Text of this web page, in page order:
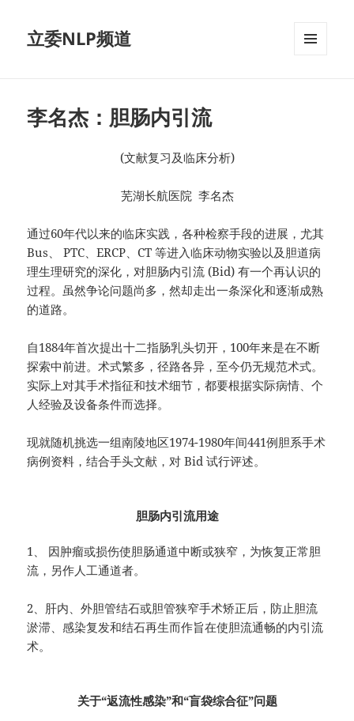
立委NLP频道
李名杰：胆肠内引流
(文献复习及临床分析)
芜湖长航医院 李名杰
通过60年代以来的临床实践，各种检察手段的进展，尤其
Bus、 PTC、ERCP、CT 等进入临床动物实验以及胆道病
理生理研究的深化，对胆肠内引流 (Bid) 有一个再认识的
过程。虽然争论问题尚多，然却走出一条深化和逐渐成熟
的道路。
自1884年首次提出十二指肠乳头切开，100年来是在不断
探索中前进。术式繁多，径路各异，至今仍无规范术式。
实际上对其手术指征和技术细节，都要根据实际病情、个
人经验及设备条件而选择。
现就随机挑选一组南陵地区1974-1980年间441例胆系手术
病例资料，结合手头文献，对 Bid 试行评述。
胆肠内引流用途
1、 因肿瘤或损伤使胆肠通道中断或狭窄，为恢复正常胆
流，另作人工通道者。
2、肝内、外胆管结石或胆管狭窄手术矫正后，防止胆流
淤滞、感染复发和结石再生而作旨在使胆流通畅的内引流
术。
关于“返流性感染”和“盲袋综合征”问题